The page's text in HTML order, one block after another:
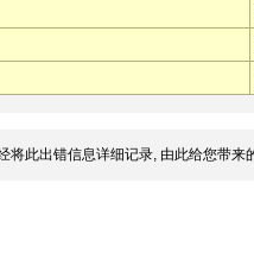
将此出错信息详细记录, 由此给您带来